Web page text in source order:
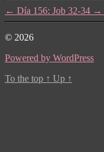
← Día 156: Job 32-34 →
© 2026
Powered by WordPress
To the top ↑ Up ↑